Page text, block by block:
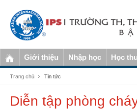
Giới thiệu Nhập học Học
Trang chủ Tin tức
Diễn tập phòng